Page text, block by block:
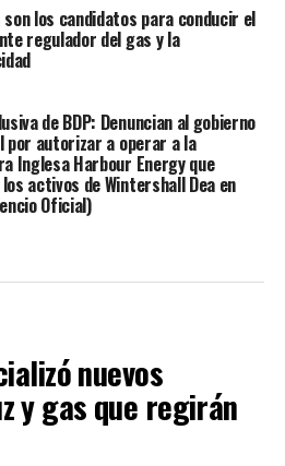
son los candidatos para conducir el
regulador del gas y la
de BDP: Denuncian al gobierno
por autorizar a operar a la
Inglesa Harbour Energy que
activos de Wintershall Dea en
Oficial)
nuevos
y gas que regirán